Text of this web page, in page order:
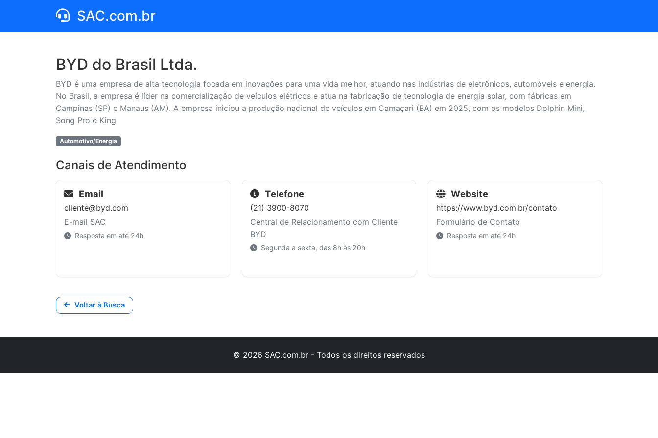
SAC.com.br
BYD do Brasil Ltda.
BYD é uma empresa de alta tecnologia focada em inovações para uma vida melhor, atuando nas indústrias de eletrônicos, automóveis e energia.
No Brasil, a empresa é líder na comercialização de veículos elétricos e atua na fabricação de tecnologia de energia solar, com fábricas em
Campinas (SP) e Manaus (AM). A empresa iniciou a produção nacional de veículos em Camaçari (BA) em 2025, com os modelos Dolphin Mini,
Song Pro e King.
Automotivo/Energia
Canais de Atendimento
Email
cliente@byd.com
E-mail SAC
Resposta em até 24h
Telefone
(21) 3900-8070
Central de Relacionamento com Cliente
BYD
Segunda a sexta, das 8h às 20h
Website
https://www.byd.com.br/contato
Formulário de Contato
Resposta em até 24h
Voltar à Busca
© 2026 SAC.com.br - Todos os direitos reservados